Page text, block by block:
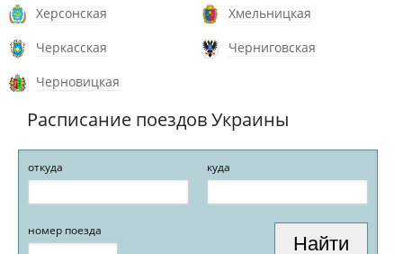
Херсонская
Хмельницкая
Черкасская
Черниговская
Черновицкая
Расписание поездов Украины
откуда куда
номер поезда